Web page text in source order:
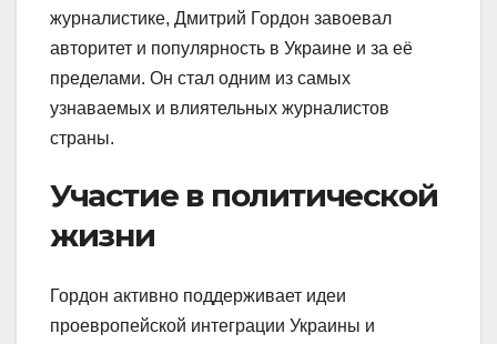
журналистике, Дмитрий Гордон завоевал
авторитет и популярность в Украине и за её
пределами. Он стал одним из самых
узнаваемых и влиятельных журналистов
страны.
Участие в политической
жизни
Гордон активно поддерживает идеи
проевропейской интеграции Украины и